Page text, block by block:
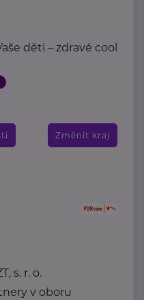
děti – zdravé cool
Změnit kraj
s. r. o.
v oboru